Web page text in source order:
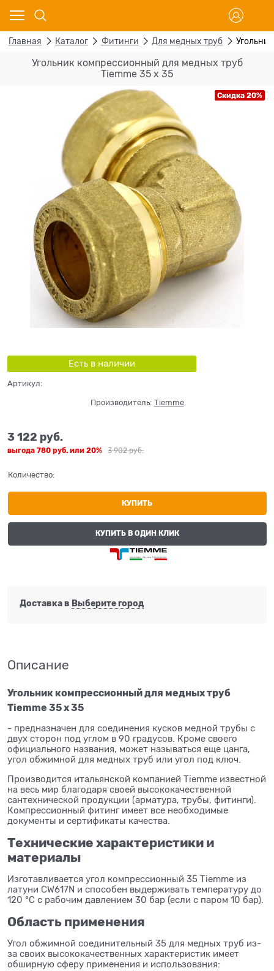
Главная Каталог Фитинги Для медных труб
Угольник компрессионный для медных труб
Tiemme 35 х 35
Скидка 20%
Есть в наличии
Артикул:
Производитель: Tiemme
3 902 руб.
3 122 руб.
выгода 780 руб. или 20%
Количество:
КУПИТЬ
КУПИТЬ В ОДИН КЛИК
Доставка в Выберите город
Описание
Угольник компрессионный для медных труб
Tiemme 35 х 35
- предназначен для соединения кусков медной трубы с
двух сторон под углом в 90 градусов. Кроме своего
официального названия, может называться еще цанга,
угол обжимной для медных труб или угол под ключ.
Производится итальянской компанией Tiemme известной
на весь мир благодаря своей высококачественной
сантехнической продукции (арматура, трубы, фитинги).
Компрессионный фитинг имеет все необходимые
документы и сертификаты качества.
Технические характеристики и
материалы
Изготавливается угол компрессионный 35 Tiemme из
латуни CW617N и способен выдерживать температуру до
120 °C с рабочим давлением 30 бар (если с паром 10 бар).
Область применения
Угол обжимной соединительный 35 для медных труб из-
за своих высококачественных характеристик имеет
обширную сферу применения и использования: